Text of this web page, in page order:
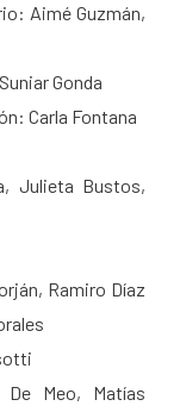
Aimé Guzmán,
Gonda
Carla Fontana
Julieta Bustos,
Ramiro Díaz
Meo, Matías